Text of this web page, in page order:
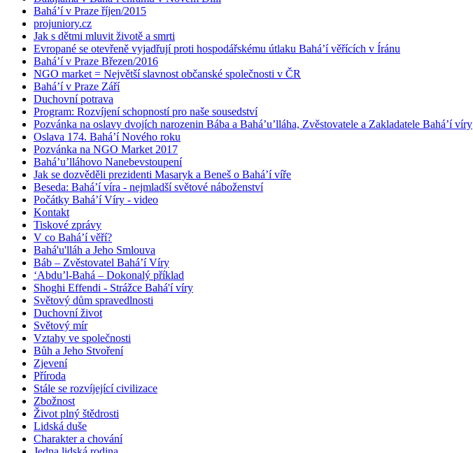
Bahá’í v Praze říjen/2015
projuniory.cz
Jak s dětmi mluvit životě a smrti
Evropané se otevřeně vyjadřují proti hospodářskému útlaku Bahá’í věřících v Íránu
Bahá’í v Praze Březen/2016
NGO market = Největší slavnost občanské společnosti v ČR
Bahá’í v Praze Září
Duchovní potrava
Program: Rozvíjení schopností pro naše sousedství
Pozvánka na oslavy dvojích narozenin Bába a Bahá’u’lláha, Zvěstovatele a Zakladatele Bahá’í víry
Oslava 174. Bahá’í Nového roku
Pozvánka na NGO Market 2017
Bahá’u’lláhovo Nanebevstoupení
Jak se dozvěděli prezidenti Masaryk a Beneš o Bahá’í víře
Beseda: Bahá’í víra - nejmladší světové náboženství
Počátky Bahá’í Víry - video
Kontakt
Tiskové zprávy
V co Bahá’í věří?
Bahá'u'lláh a Jeho Smlouva
Báb – Zvěstovatel Bahá’í Víry
‘Abdu’l-Bahá – Dokonalý příklad
Shoghi Effendi - Strážce Bahá'í víry
Světový dům spravedlnosti
Duchovní život
Světový mír
Vztahy ve společnosti
Bůh a Jeho Stvoření
Zjevení
Příroda
Stále se rozvíjející civilizace
Zbožnost
Život plný štědrosti
Lidská duše
Charakter a chování